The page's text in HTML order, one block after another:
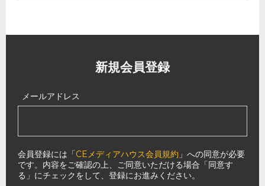
新規会員登録
メールアドレス
会員登録には「CEメディアハウス会員規約 」への同意が必要
です。内容をご確認の上、ご同意いただける場合「同意す
る」にチェックをして、登録にお進みください。